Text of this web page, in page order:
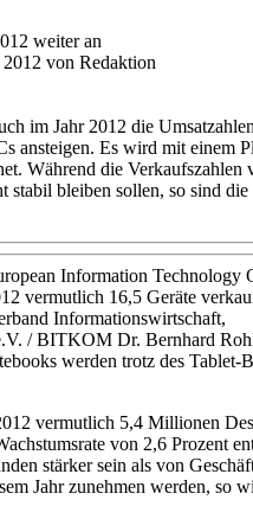
weiter an
von Redaktion
im Jahr 2012 die
ansteigen. Es wird mit einem
Während die Verkaufszahlen
stabil bleiben sollen, so sind
Information Technology
vermutlich 16,5 Geräte
Informationswirtschaft,
/ BITKOM Dr. Bernhard
werden trotz des Tablet-
vermutlich 5,4 Millionen
von 2,6 Prozent
stärker sein als von
Jahr zunehmen werden, so